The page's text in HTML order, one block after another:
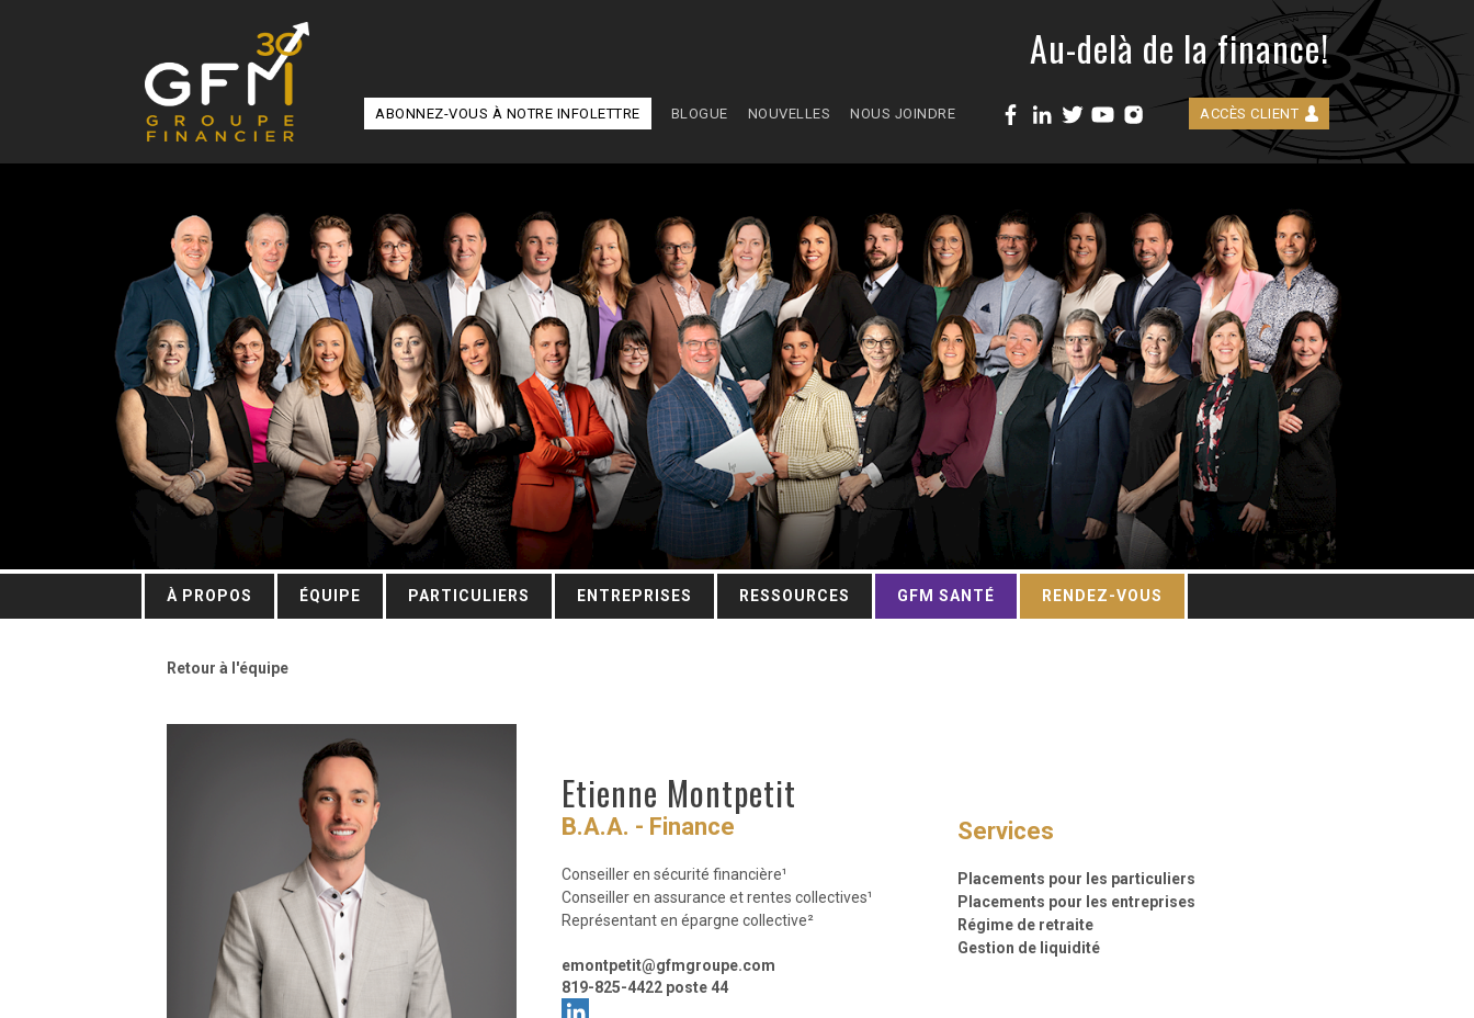
Au-delà de la finance!
ABONNEZ-VOUS À NOTRE INFOLETTRE BLOGUE NOUVELLES NOUS JOINDRE ACCÈS CLIENT
À PROPOS ÉQUIPE PARTICULIERS ENTREPRISES RESSOURCES GFM SANTÉ RENDEZ-VOUS
Retour à l'équipe
Etienne Montpetit
B.A.A. - Finance
Conseiller en sécurité financière¹
Conseiller en assurance et rentes collectives¹
Représentant en épargne collective²
emontpetit@gfmgroupe.com
819-825-4422 poste 44
Services
Placements pour les particuliers
Placements pour les entreprises
Régime de retraite
Gestion de liquidité